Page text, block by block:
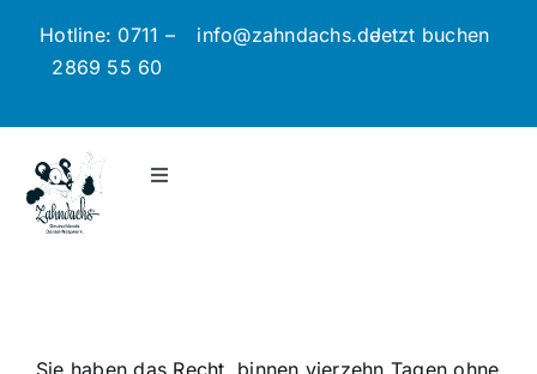
Inhalt
springen
Hotline: 0711 –
2869 55 60
info@zahndachs.deJetzt buchen
Toggle
Jetzt Hilfe anfragen
Sie haben das Recht, binnen vierzehn Tagen ohne